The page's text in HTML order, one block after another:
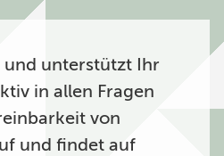
und unterstützt Ihr
in allen Fragen
von
und findet auf